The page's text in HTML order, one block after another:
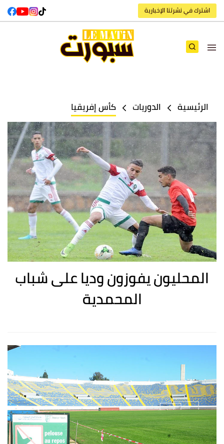
اشترك في نشرتنا الإخبارية
الرئيسية الدوريات كأس إفريقيا
المحليون يفوزون وديا على شباب
المحمدية